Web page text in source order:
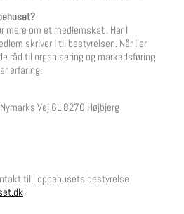
mere om et medlemskab. Har I
skriver I til bestyrelsen. Når I er
råd til organisering og markedsføring
erfaring.
Vej 6L 8270 Højbjerg
til Loppehusets bestyrelse